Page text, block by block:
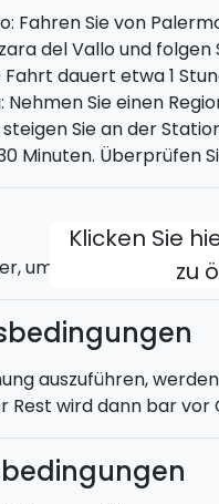
Fahren Sie von
del Vallo und
Fahrt dauert etwa 1
Nehmen Sie einen
Sie an der
Minuten. Überprüfen
Klicken Sie
zu
auszuführen,
Rest wird dann bar vor